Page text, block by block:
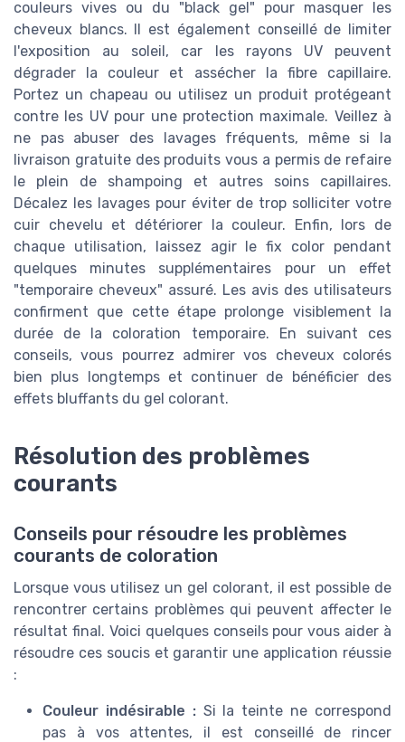
couleurs vives ou du "black gel" pour masquer les
cheveux blancs. Il est également conseillé de limiter
l'exposition au soleil, car les rayons UV peuvent
dégrader la couleur et assécher la fibre capillaire.
Portez un chapeau ou utilisez un produit protégeant
contre les UV pour une protection maximale. Veillez à
ne pas abuser des lavages fréquents, même si la
livraison gratuite des produits vous a permis de refaire
le plein de shampoing et autres soins capillaires.
Décalez les lavages pour éviter de trop solliciter votre
cuir chevelu et détériorer la couleur. Enfin, lors de
chaque utilisation, laissez agir le fix color pendant
quelques minutes supplémentaires pour un effet
"temporaire cheveux" assuré. Les avis des utilisateurs
confirment que cette étape prolonge visiblement la
durée de la coloration temporaire. En suivant ces
conseils, vous pourrez admirer vos cheveux colorés
bien plus longtemps et continuer de bénéficier des
effets bluffants du gel colorant.
Résolution des problèmes
courants
Conseils pour résoudre les problèmes
courants de coloration
Lorsque vous utilisez un gel colorant, il est possible de
rencontrer certains problèmes qui peuvent affecter le
résultat final. Voici quelques conseils pour vous aider à
résoudre ces soucis et garantir une application réussie
:
Couleur indésirable :Si la teinte ne correspond
pas à vos attentes, il est conseillé de rincer